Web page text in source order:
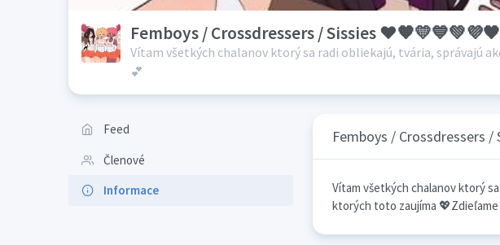
Femboys / Crossdressers / Sissies ❤🧡💛💙💚💜🖤
Vítam všetkých chalanov ktorý sa radi obliekajú, tvária, správajú
💕
Feed
Členové
Informace
Femboys / Crossdressers
Vítam všetkých chalanov ktorý
ktorých toto zaujíma